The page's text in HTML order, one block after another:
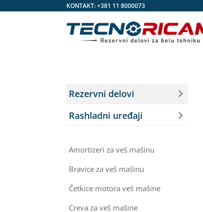
KONTAKT:+381 11 8000073
Rezervni delovi
Rashladni uređaji
Amortizeri za veš mašinu
Bravice za veš mašinu
Četkice motora veš mašine
Creva za veš mašine